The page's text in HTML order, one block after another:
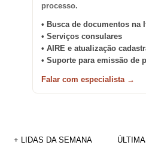
processo.
• Busca de documentos na
• Serviços consulares
• AIRE e atualização
• Suporte para emissão de
Falar com especialista →
+ LIDAS DA SEMANA